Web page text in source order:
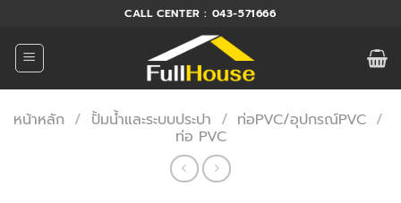
ยัง
เนื้อหา
CALL CENTER : 043-571666
หน้าหลัก / ปั้มน้ำและระบบประปา / ท่อPVC/อุปกรณ์PVC /
ท่อ PVC